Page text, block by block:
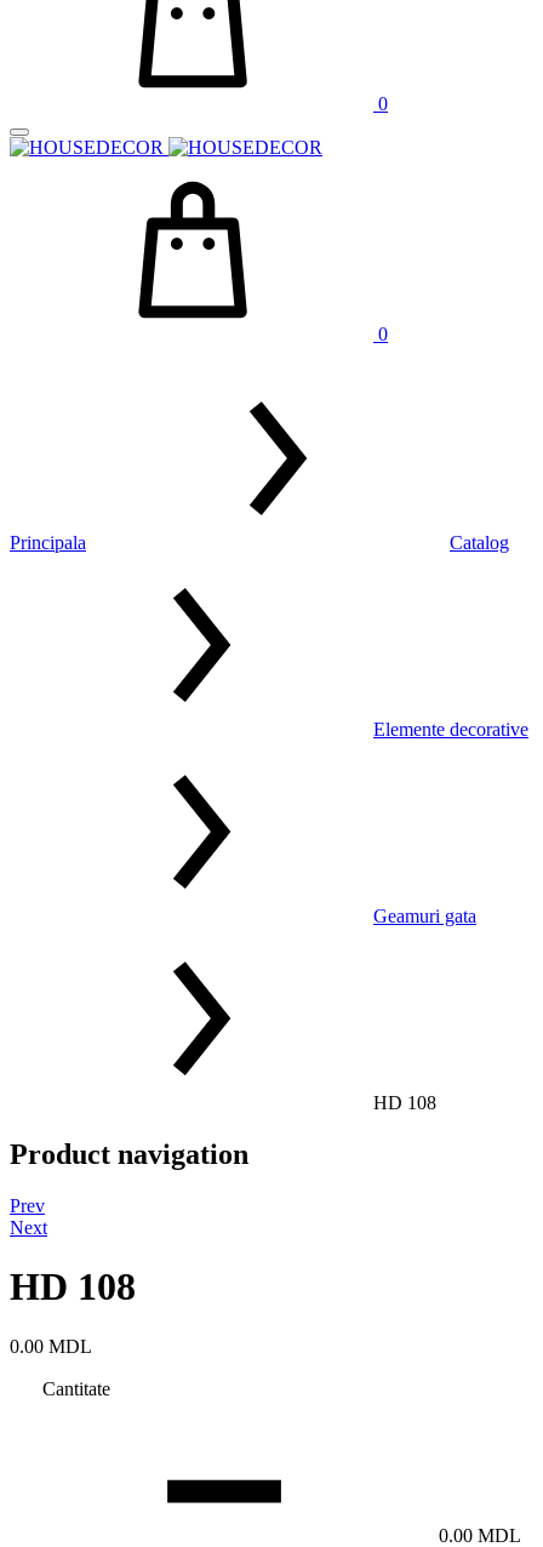
0
0
Principala Catalog
Elemente decorative
Geamuri gata
HD 108
Product navigation
Prev
Next
HD 108
0.00 MDL
Cantitate
0.00 MDL